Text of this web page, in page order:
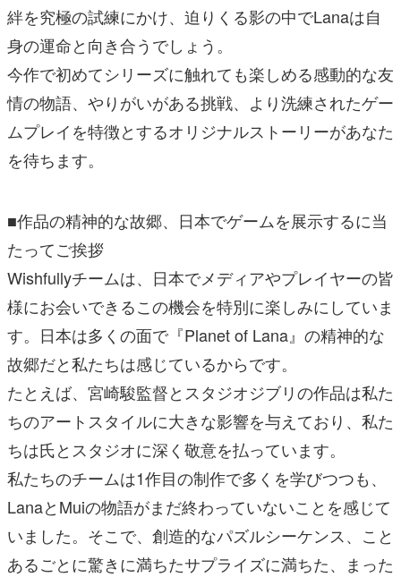
絆を究極の試練にかけ、迫りくる影の中でLanaは自
身の運命と向き合うでしょう。
今作で初めてシリーズに触れても楽しめる感動的な友
情の物語、やりがいがある挑戦、より洗練されたゲー
ムプレイを特徴とするオリジナルストーリーがあなた
を待ちます。
■作品の精神的な故郷、日本でゲームを展示するに当
たってご挨拶
Wishfullyチームは、日本でメディアやプレイヤーの皆
様にお会いできるこの機会を特別に楽しみにしていま
す。日本は多くの面で『Planet of Lana』の精神的な
故郷だと私たちは感じているからです。
たとえば、宮崎駿監督とスタジオジブリの作品は私た
ちのアートスタイルに大きな影響を与えており、私た
ちは氏とスタジオに深く敬意を払っています。
私たちのチームは1作目の制作で多くを学びつつも、
LanaとMuiの物語がまだ終わっていないことを感じて
いました。そこで、創造的なパズルシーケンス、こと
あるごとに驚きに満ちたサプライズに満ちた、まった